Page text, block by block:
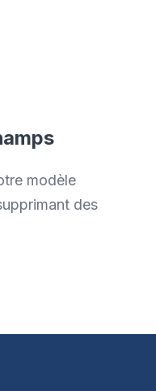
modèle
des